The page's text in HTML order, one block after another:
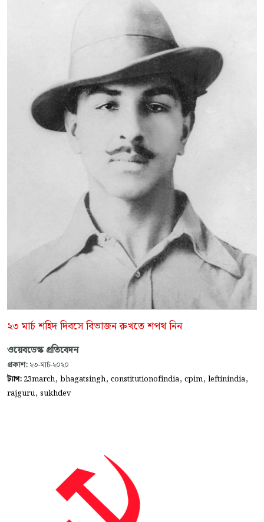
২৩ মার্চ শহিদ দিবসে বিভাজন রুখতে শপথ নিন
ওয়েবডেস্ক প্রতিবেদন
প্রকাশ: ২৩-মার্চ-২০২০
ট্যাগ: 23march, bhagatsingh, constitutionofindia, cpim, leftinindia,
rajguru, sukhdev